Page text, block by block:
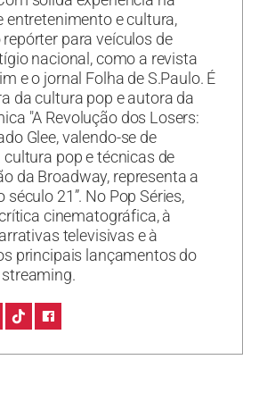
entretenimento e cultura,
para veículos de
nacional, como a revista
e o jornal Folha de S.Paulo. É
da cultura pop e autora da
"A Revolução dos Losers:
Glee, valendo-se de
pop e técnicas de
da Broadway, representa a
século 21”. No Pop Séries,
cinematográfica, à
televisivas e à
principais lançamentos do